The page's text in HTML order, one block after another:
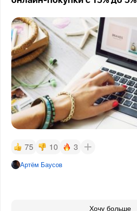
75 10 3
Артём Баусов
Хочу больше